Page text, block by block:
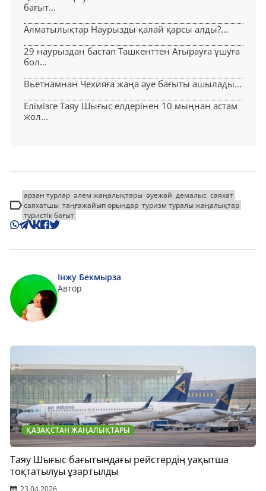
бағыт...
Алматылықтар Наурызды қалай қарсы алды?...
29 наурыздан бастап Ташкенттен Атырауға ұшуға
бол...
Вьетнамнан Чехияға жаңа әуе бағыты ашылады...
Елімізге Таяу Шығыс елдерінен 10 мыңнан астам
жол...
арзан турлар әлем жаңалықтары әуежай демалыс саяхат
саяхатшы таңғажайып орындар туризм туралы жаңалықтар
туристік бағыт
Інжу Бекмырза
Автор
ҚАЗАҚСТАН ЖАҢАЛЫҚТАРЫ
Таяу Шығыс бағытындағы рейстердің уақытша
тоқтатылуы ұзартылды
23.04.2026